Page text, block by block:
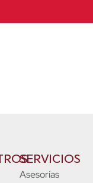
SERVICIOS
Asesorías